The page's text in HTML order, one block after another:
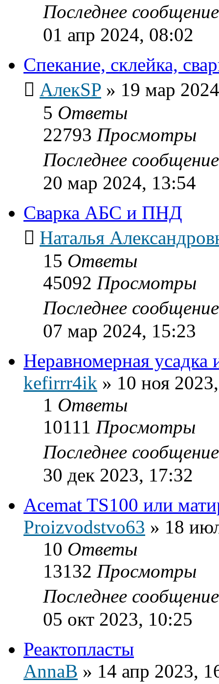
Последнее
01 апр 2024, 08:02
Спекание, склейка,
АлекSP » 19 мар
5 Ответы
22793 Просмотры
Последнее
20 мар 2024, 13:54
Сварка АБС и ПНД
Наталья
15 Ответы
45092 Просмотры
Последнее
07 мар 2024, 15:23
Неравномерная усадка
kefirrr4ik » 10 ноя
1 Ответы
10111 Просмотры
Последнее
30 дек 2023, 17:32
Acemat TS100 или
Proizvodstvo63 » 18
10 Ответы
13132 Просмотры
Последнее
05 окт 2023, 10:25
Реактопласты
AnnaB » 14 апр 2023,